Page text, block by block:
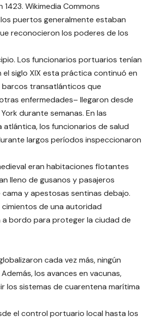
Wikimedia Commons
puertos generalmente estaban
reconocieron los poderes de los
Los funcionarios portuarios tenían
siglo XIX esta práctica continuó en
barcos transatlánticos que
enfermedades– llegaron desde
durante semanas. En las
los funcionarios de salud
largos períodos inspeccionaron
eran habitaciones flotantes
lleno de gusanos y pasajeros
y apestosas sentinas debajo.
cimientos de una autoridad
bordo para proteger la ciudad de
cada vez más, ningún
los avances en vacunas,
los sistemas de cuarentena marítima
el control portuario local hasta los